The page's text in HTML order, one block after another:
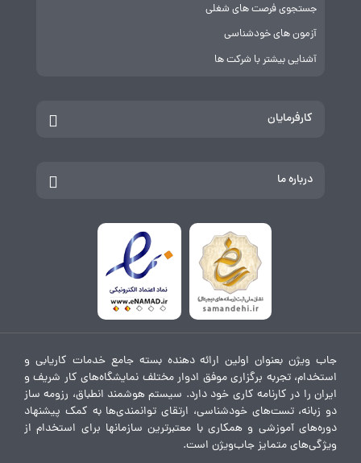
جستجوی فرصت های شغلی
آزمون های خودشناسی
آشنایی بیشتر با شرکت ها
کارفرمایان
درباره ما
جاب ویژن بعنوان اولین ارائه دهنده بسته جامع خدمات کاریابی و
استخدام، تجربه برگزاری موفق ادوار مختلف نمایشگاه‌های کار شریف و
ایران را در کارنامه کاری خود دارد. سیستم هوشمند انطباق، رزومه ساز
دو زبانه، تست‌های خودشناسی، ارتقای توانمندی‌ها به کمک پیشنهاد
دوره‌های آموزشی و همکاری با معتبرترین سازمانها برای استخدام از
ویژگی‌های متمایز جاب‌ویژن است.